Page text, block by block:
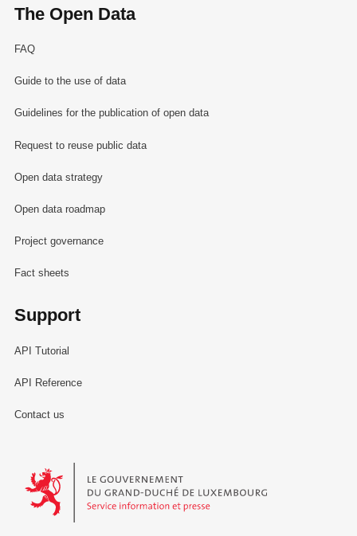
The Open Data
FAQ
Guide to the use of data
Guidelines for the publication of open data
Request to reuse public data
Open data strategy
Open data roadmap
Project governance
Fact sheets
Support
API Tutorial
API Reference
Contact us
Le Gouvernement du Grand-Duché de Luxembourg - Service